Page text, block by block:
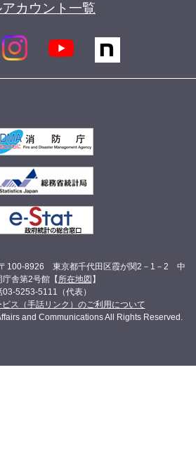
カウント一覧
100-8926 東京都千代田区霞が関2－1－2 中
庁舎第2号館【 所在地図 】
03-5253-5111（代表）
ス（手話リンク）のご利用について
and Communications All Rights Reserved.